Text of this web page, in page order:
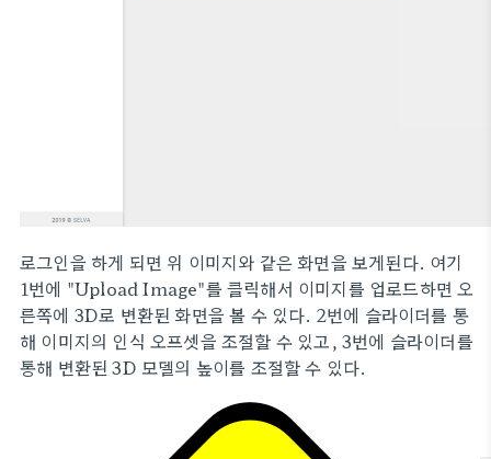
로그인을 하게 되면 위 이미지와 같은 화면을 보게된다. 여기
1번에 "Upload Image"를 클릭해서 이미지를 업로드하면 오
른쪽에 3D로 변환된 화면을 볼 수 있다. 2번에 슬라이더를 통
해 이미지의 인식 오프셋을 조절할 수 있고, 3번에 슬라이더를
통해 변환된 3D 모델의 높이를 조절할 수 있다.